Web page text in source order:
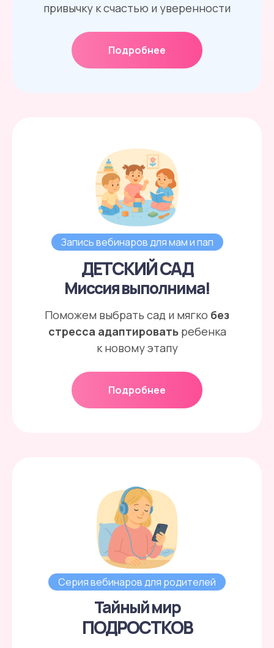
привычку к счастью и уверенности
Подробнее
Запись вебинаров для мам и пап
ДЕТСКИЙ САД
Миссия выполнима!
Поможем выбрать сад и мягко без
стресса адаптироватьребенка
к новому этапу
Подробнее
Серия вебинаров для родителей
Тайный мир
ПОДРОСТКОВ